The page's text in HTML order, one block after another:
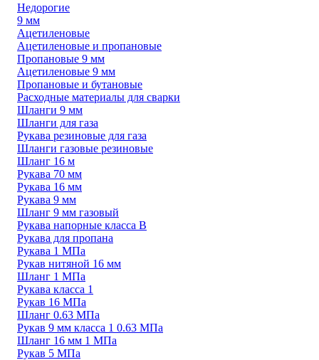
Недорогие
9 мм
Ацетиленовые
Ацетиленовые и пропановые
Пропановые 9 мм
Ацетиленовые 9 мм
Пропановые и бутановые
Расходные материалы для сварки
Шланги 9 мм
Шланги для газа
Рукава резиновые для газа
Шланги газовые резиновые
Шланг 16 м
Рукава 70 мм
Рукава 16 мм
Рукава 9 мм
Шланг 9 мм газовый
Рукава напорные класса В
Рукава для пропана
Рукава 1 МПа
Рукав нитяной 16 мм
Шланг 1 МПа
Рукава класса 1
Рукав 16 МПа
Шланг 0.63 МПа
Рукав 9 мм класса 1 0.63 МПа
Шланг 16 мм 1 МПа
Рукав 5 МПа